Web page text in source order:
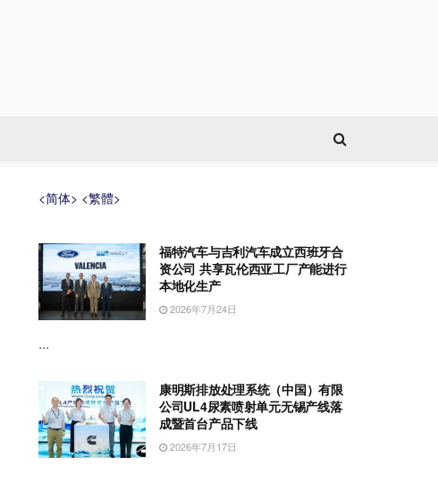
<简体> <繁體>
福特汽车与吉利汽车成立西班牙合
资公司 共享瓦伦西亚工厂产能进行
本地化生产
2026年7月24日
...
康明斯排放处理系统（中国）有限
公司UL4尿素喷射单元无锡产线落
成暨首台产品下线
2026年7月17日